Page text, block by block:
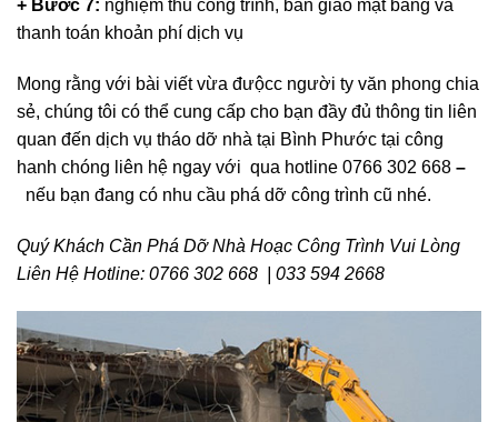
+ Bước 7: nghiệm thu công trình, bàn giao mặt bằng và
thanh toán khoản phí dịch vụ
Mong rằng với bài viết vừa đưộcc người ty văn phong chia
sẻ, chúng tôi có thể cung cấp cho bạn đầy đủ thông tin liên
quan đến dịch vụ tháo dỡ nhà tại Bình Phước tại công
hanh chóng liên hệ ngay với qua hotline 0766 302 668 –
nếu bạn đang có nhu cầu phá dỡ công trình cũ nhé.
Quý Khách Cần Phá Dỡ Nhà Hoạc Công Trình Vui Lòng
Liên Hệ Hotline: 0766 302 668 | 033 594 2668